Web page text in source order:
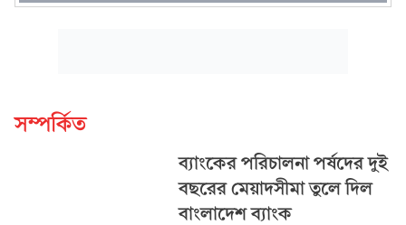
সম্পর্কিত
ব্যাংকের পরিচালনা পর্ষদের দুই
বছরের মেয়াদসীমা তুলে দিল
বাংলাদেশ ব্যাংক